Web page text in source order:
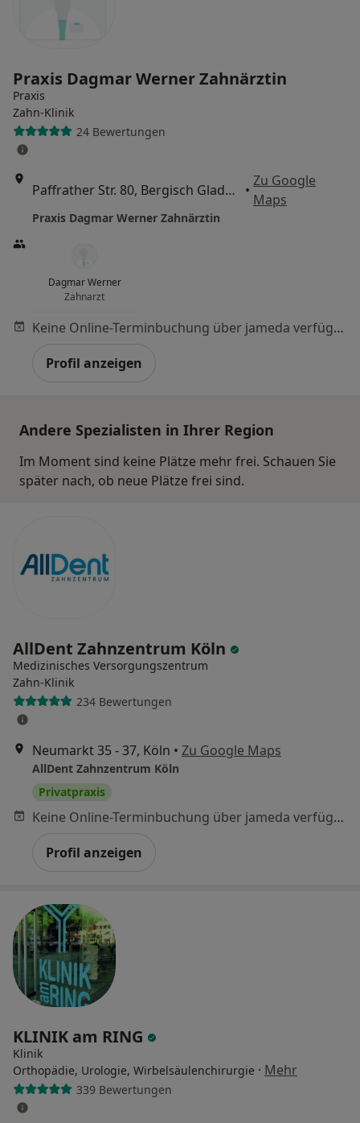
Praxis Dagmar Werner Zahnärztin
Praxis
Zahn-Klinik
24 Bewertungen
Paffrather Str. 80, Bergisch Gladbach •
Zu Google
Maps
Praxis Dagmar Werner Zahnärztin
Dagmar Werner
Zahnarzt
Keine Online-Terminbuchung über jameda verfügbar
Profil anzeigen
Andere Spezialisten in Ihrer Region
Im Moment sind keine Plätze mehr frei. Schauen Sie
später nach, ob neue Plätze frei sind.
AllDent Zahnzentrum Köln
Medizinisches Versorgungszentrum
Zahn-Klinik
234 Bewertungen
Neumarkt 35 - 37, Köln • Zu Google Maps
AllDent Zahnzentrum Köln
Privatpraxis
Keine Online-Terminbuchung über jameda verfügbar
Profil anzeigen
KLINIK am RING
Klinik
Orthopädie, Urologie, Wirbelsäulenchirurgie · Mehr
339 Bewertungen